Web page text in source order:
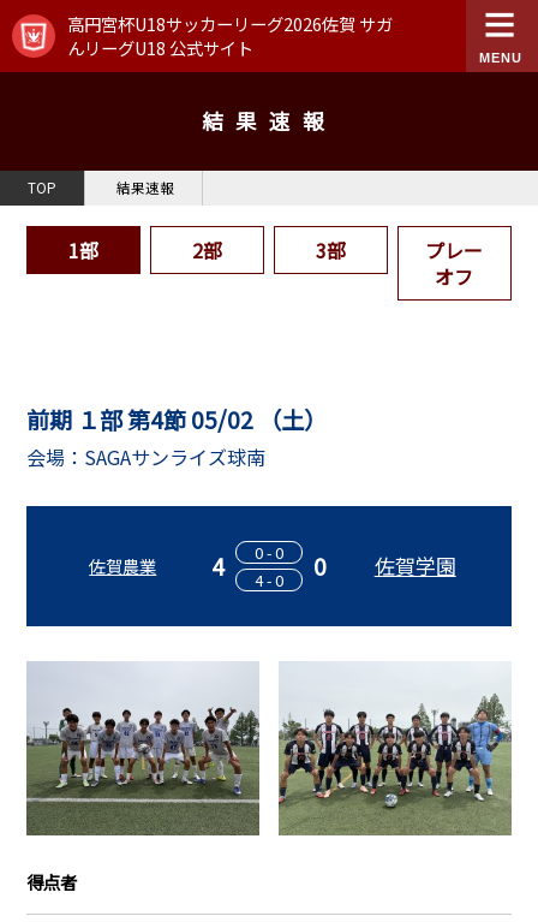
高円宮杯U18サッカーリーグ2026佐賀 サガ
んリーグU18 公式サイト
結果速報
TOP 結果速報
1部 2部 3部
プレー
オフ
前期 １部 第4節 05/02 （土）
会場：SAGAサンライズ球南
佐賀農業 4
0 - 0
4 - 0
0 佐賀学園
得点者